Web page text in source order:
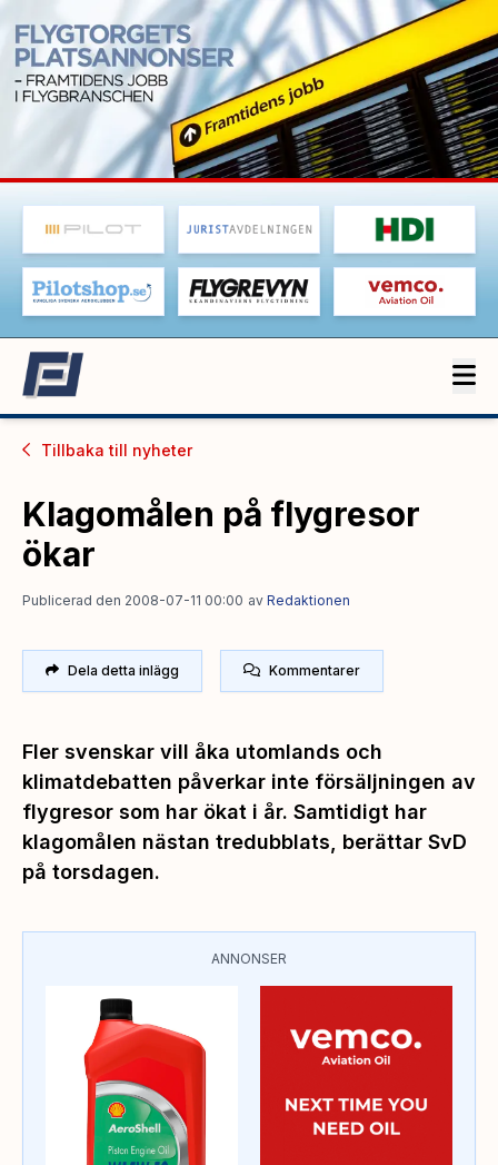
Tillbaka till nyheter
Klagomålen på flygresor
ökar
Publicerad den 2008-07-11 00:00 av Redaktionen
Dela detta inlägg Kommentarer
Fler svenskar vill åka utomlands och
klimatdebatten påverkar inte försäljningen av
flygresor som har ökat i år. Samtidigt har
klagomålen nästan tredubblats, berättar SvD
på torsdagen.
ANNONSER